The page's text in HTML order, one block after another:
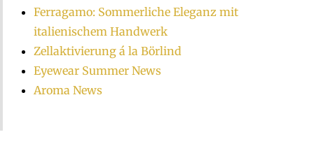
Ferragamo: Sommerliche Eleganz mit
italienischem Handwerk
Zellaktivierung á la Börlind
Eyewear Summer News
Aroma News